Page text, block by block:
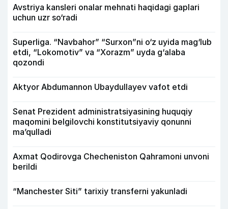
Avstriya kansleri onalar mehnati haqidagi gaplari
uchun uzr so‘radi
Superliga. “Navbahor” “Surxon”ni o‘z uyida mag‘lub
etdi, “Lokomotiv” va “Xorazm” uyda g‘alaba
qozondi
Aktyor Abdu­mannon Ubaydullayev vafot etdi
Senat Prezident administratsiyasining huquqiy
maqomini belgilovchi konstitutsiyaviy qonunni
ma’qulladi
Axmat Qodirovga Checheniston Qahramoni unvoni
berildi
“Manchester Siti” tarixiy transferni yakunladi